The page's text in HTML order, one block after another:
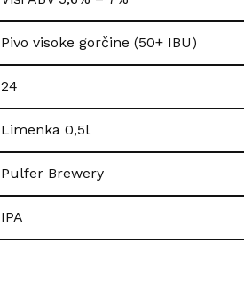
Pivo visoke gorčine (50+ IBU)
24
Limenka 0,5l
Pulfer Brewery
IPA